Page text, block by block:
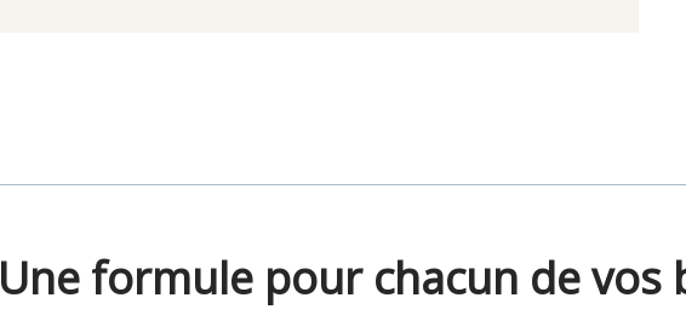
Une formule pour chacun de vos